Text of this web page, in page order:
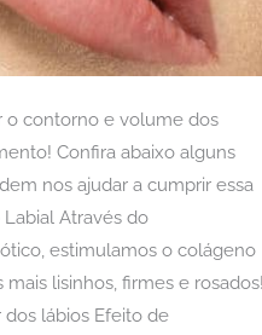
o contorno e volume dos
Confira abaixo alguns
nos ajudar a cumprir essa
Labial Através do
estimulamos o colágeno
lisinhos, firmes e
dos lábios Efeito de